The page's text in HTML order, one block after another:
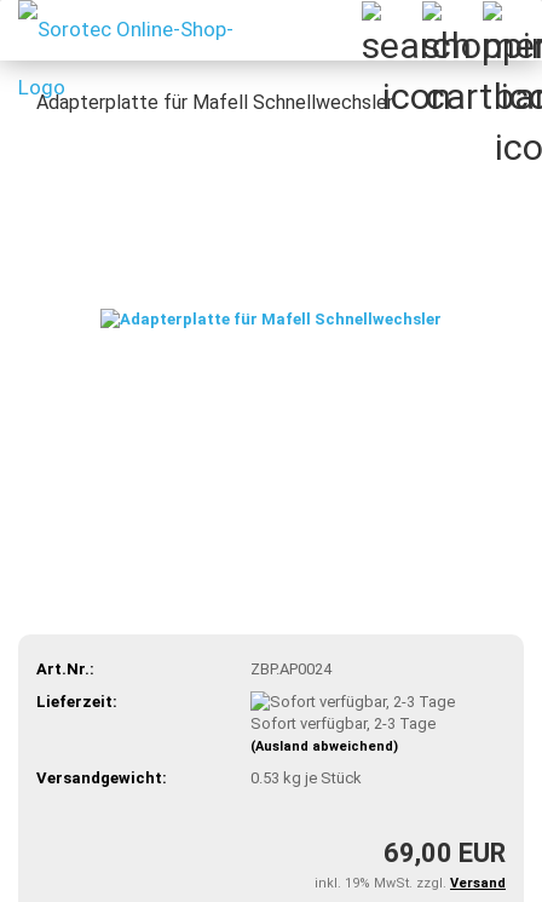
Adapterplatte für Mafell Schnellwechsler
Art.Nr.:
ZBP.AP0024
Lieferzeit:
Sofort verfügbar, 2-3 Tage
(Ausland abweichend)
Versandgewicht: 0.53 kg je Stück
69,00 EUR
inkl. 19% MwSt. zzgl. Versand